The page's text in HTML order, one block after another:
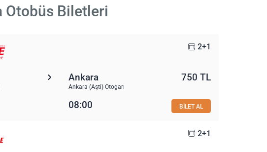
Otobüs Biletleri
2+1
Ankara
Ankara (Aşti) Otogarı
750 TL
08:00 BİLET AL
2+1